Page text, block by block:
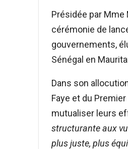
Présidée par Mme
cérémonie de
gouvernements,
Sénégal en
Dans son
Faye et du
mutualiser leurs
structurante aux
plus juste, plus